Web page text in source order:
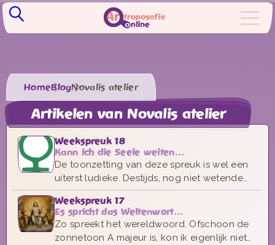
HomeBlogNovalis atelier
Artikelen van Novalis atelier
Weekspreuk 18
Kann ich die Seele weiten…
De toonzetting van deze spreuk is wel een
uiterst ludieke. Destijds, nog niet wetende
dat deze spreuk in het teken van Venus
stond, kwam een heel frivole melodie op. Ik
beleefde iets swingends, golvends in het
verwijden.
Weekspreuk 17
Es spricht das Weltenwort…
Zo spreekt het wereldwoord. Ofschoon de
zonnetoon A majeur is, kon ik eigenlijk niet